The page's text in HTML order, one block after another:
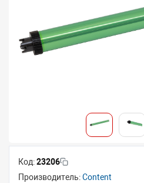
Код:23206
Производитель:Content